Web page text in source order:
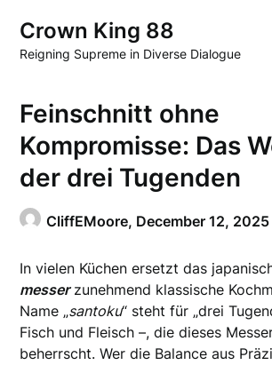
content
Crown King 88
Reigning Supreme in Diverse Dialogue
Feinschnitt ohne
Kompromisse: Das
der drei Tugenden
CliffEMoore, December 12, 2025
In vielen Küchen ersetzt das
messerzunehmend klassische
Name „santoku“ steht für „drei
Fisch und Fleisch –, die dieses
beherrscht. Wer die Balance aus